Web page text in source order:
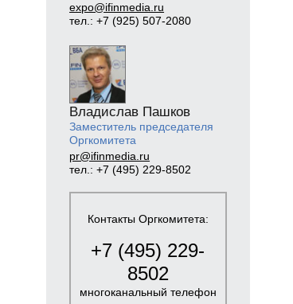
expo@ifinmedia.ru
тел.: +7 (925) 507-2080
Владислав Пашков
Заместитель председателя
Оргкомитета
pr@ifinmedia.ru
тел.: +7 (495) 229-8502
Контакты Оргкомитета:
+7 (495) 229-
8502
многоканальный телефон